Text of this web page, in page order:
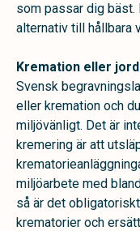
som passar dig bäst.
alternativ till hållbara
Kremation eller
Svensk
eller kremation och
miljövänligt. Det är
kremering är att
miljöarbete med
så är det
krematorier och